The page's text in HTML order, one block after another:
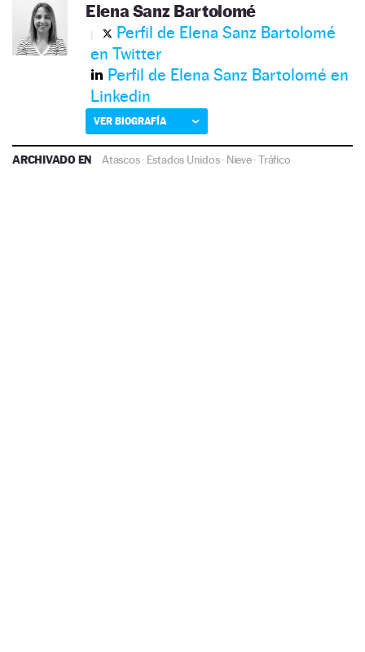
Elena Sanz Bartolomé
Perfil de Elena Sanz Bartolomé
en Twitter
Perfil de Elena Sanz Bartolomé en
Linkedin
VER BIOGRAFÍA
ARCHIVADO EN Atascos· Estados Unidos· Nieve·Tráfico